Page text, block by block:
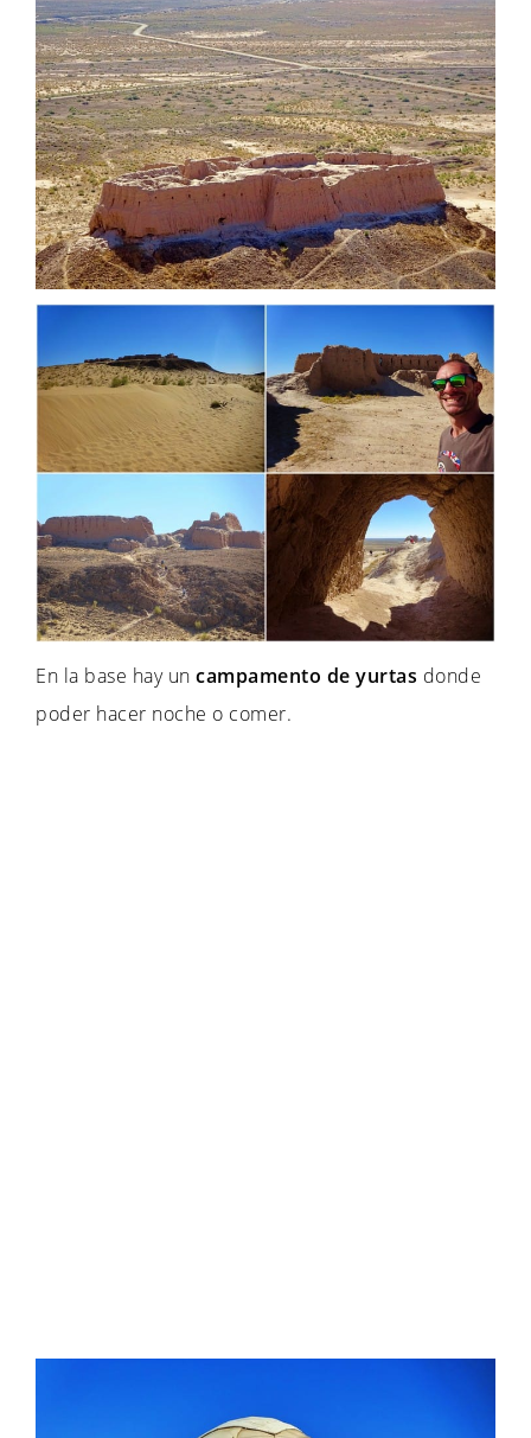
En la base hay un campamento de yurtas donde
poder hacer noche o comer.